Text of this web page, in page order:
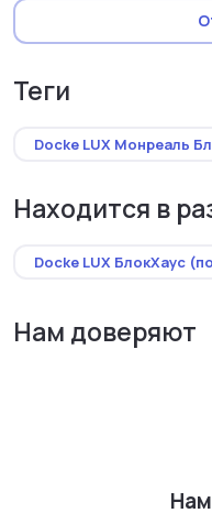
теги
Docke LUX Монреаль
Находится в
Docke LUX БлокХаус
Нам доверяют